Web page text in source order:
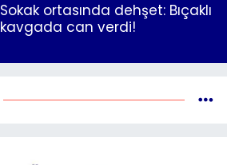
Sokak ortasında dehşet: Bıçaklı
kavgada can verdi!